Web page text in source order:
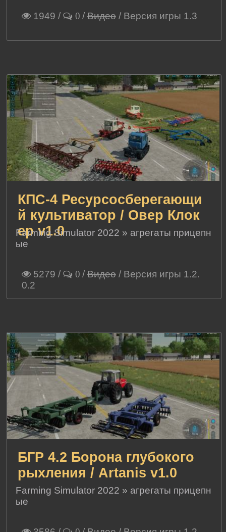
1949 / 0 /Видео/ Версия игры 1.3
КПС-4 Ресурсосберегающи
й культиватор / Овер Клок
ер v1.0
Farming Simulator 2022 » агрегаты прицепн
ые
5279 / 0 /Видео/ Версия игры 1.2.
0.2
БГР 4.2 Борона глубокого
рыхления / Artanis v1.0
Farming Simulator 2022 » агрегаты прицепн
ые